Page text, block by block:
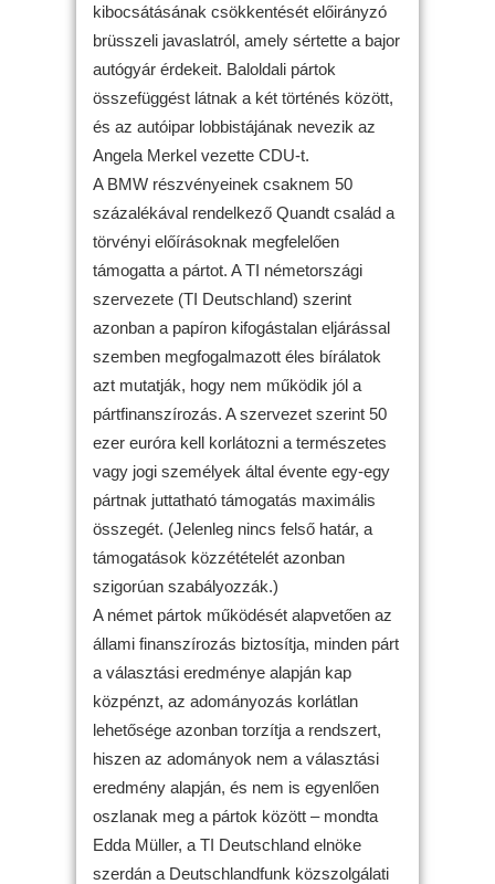
kibocsátásának csökkentését előirányzó
brüsszeli javaslatról, amely sértette a bajor
autógyár érdekeit. Baloldali pártok
összefüggést látnak a két történés között,
és az autóipar lobbistájának nevezik az
Angela Merkel vezette CDU-t.
A BMW részvényeinek csaknem 50
százalékával rendelkező Quandt család a
törvényi előírásoknak megfelelően
támogatta a pártot. A TI németországi
szervezete (TI Deutschland) szerint
azonban a papíron kifogástalan eljárással
szemben megfogalmazott éles bírálatok
azt mutatják, hogy nem működik jól a
pártfinanszírozás. A szervezet szerint 50
ezer euróra kell korlátozni a természetes
vagy jogi személyek által évente egy-egy
pártnak juttatható támogatás maximális
összegét. (Jelenleg nincs felső határ, a
támogatások közzétételét azonban
szigorúan szabályozzák.)
A német pártok működését alapvetően az
állami finanszírozás biztosítja, minden párt
a választási eredménye alapján kap
közpénzt, az adományozás korlátlan
lehetősége azonban torzítja a rendszert,
hiszen az adományok nem a választási
eredmény alapján, és nem is egyenlően
oszlanak meg a pártok között – mondta
Edda Müller, a TI Deutschland elnöke
szerdán a Deutschlandfunk közszolgálati